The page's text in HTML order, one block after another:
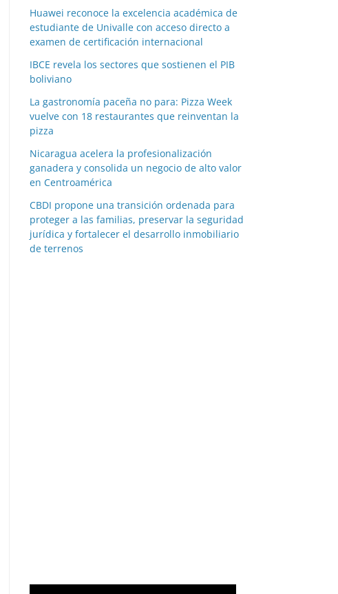
Huawei reconoce la excelencia académica de
estudiante de Univalle con acceso directo a
examen de certificación internacional
IBCE revela los sectores que sostienen el PIB
boliviano
La gastronomía paceña no para: Pizza Week
vuelve con 18 restaurantes que reinventan la
pizza
Nicaragua acelera la profesionalización
ganadera y consolida un negocio de alto valor
en Centroamérica
CBDI propone una transición ordenada para
proteger a las familias, preservar la seguridad
jurídica y fortalecer el desarrollo inmobiliario
de terrenos